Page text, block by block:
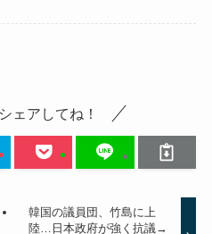
ェアしてね！
韓国の議員団、竹島に上
陸…日本政府が強く抗議→